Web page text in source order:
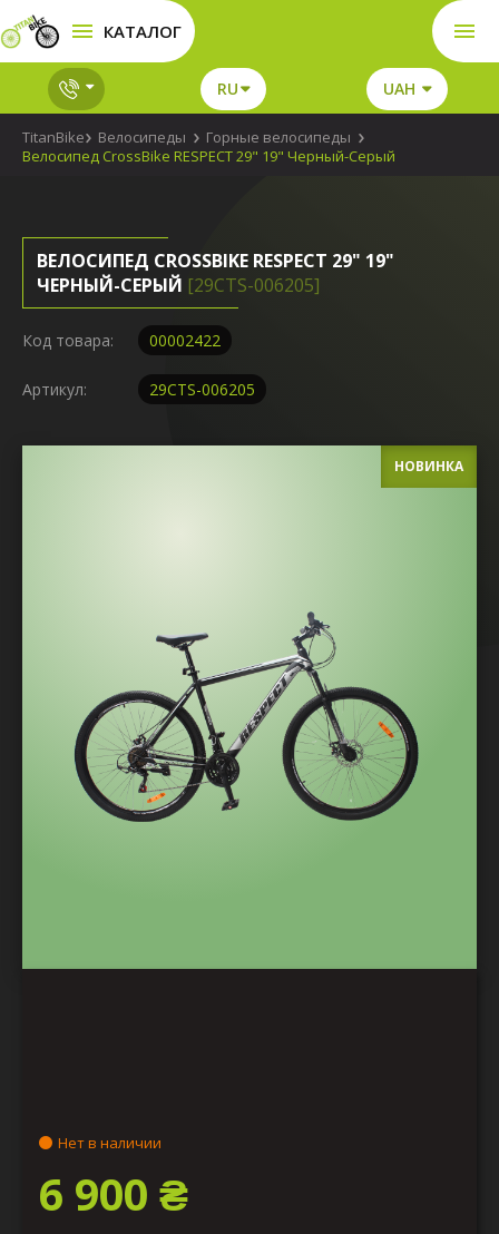
КАТАЛОГ
RU UAH
TitanBike Велосипеды
Горные велосипеды
Велосипед CrossBike RESPECT 29" 19" Черный-Серый
ВЕЛОСИПЕД CROSSBIKE RESPECT 29" 19"
ЧЕРНЫЙ-СЕРЫЙ [29СTS-006205]
Код товара: 00002422
Артикул: 29СTS-006205
НОВИНКА
Нет в наличии
6 900 ₴